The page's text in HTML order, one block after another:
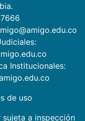
Institucionales:
de uso
a inspección